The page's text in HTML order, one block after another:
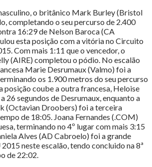
o britânico Mark Burley (Bristol
completando o seu percurso de 2.400
16:29 de Nelson Baroca (CA
esta posição com a vitória no Circuito
Com mais 1:11 que o vencedor, o
(AIRE) completou o pódio. No escalão
Marie Desrumaux (Valmo) foi a
os 1.900 metros do seu percurso
posição coube a outra francesa, Heloise
26 segundos de Desrumaux, enquanto a
(Octavian Droobers) foi a terceira
de 18:05. Joana Fernandes (.COM)
terminando no 4º lugar com mais 3:15
Alves (AD Cabroelo) foi a grande
neste escalão, tendo concluido na 8ª
de 22:02.